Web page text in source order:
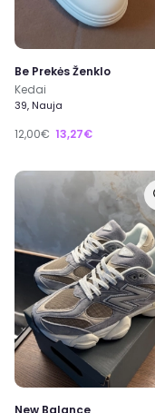
Be Prekės Ženklo
Kedai
39, Nauja
12,00€ 13,27€
New Balance